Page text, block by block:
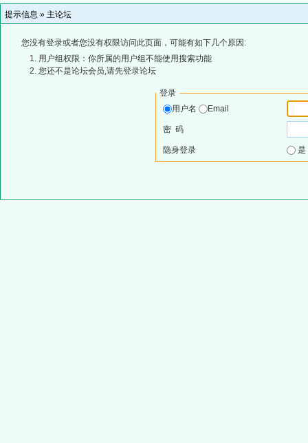
提示信息 » 主论坛
您没有登录或者您没有权限访问此页面，可能有如下几个原因:
用户组权限：你所属的用户组不能使用搜索功能
您还不是论坛会员,请先登录论坛
登录
用户名
Email
密 码
隐身登录